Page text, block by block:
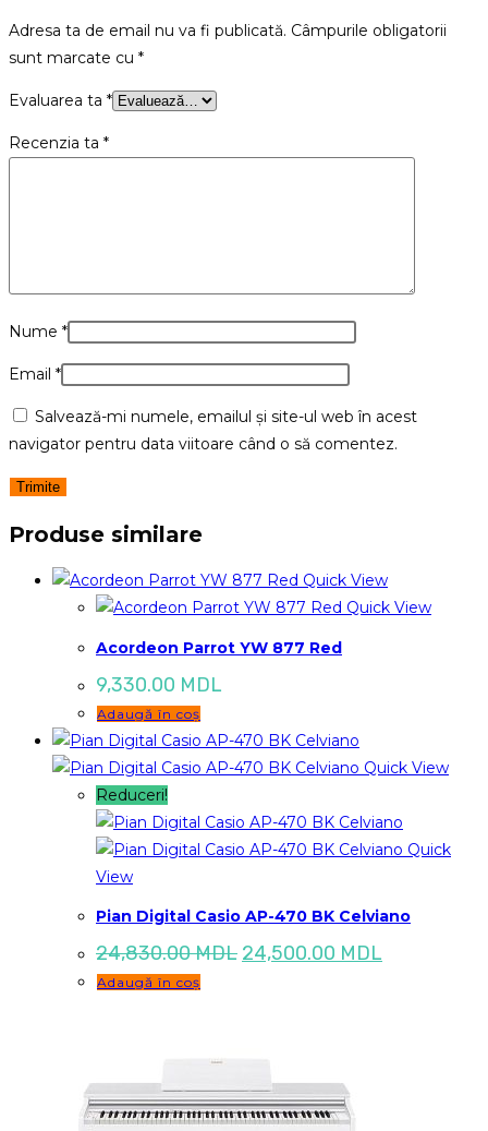
Adresa ta de email nu va fi publicată. Câmpurile obligatorii
sunt marcate cu *
Evaluarea ta *
Recenzia ta *
Nume *
Email *
Salvează-mi numele, emailul și site-ul web în acest
navigator pentru data viitoare când o să comentez.
Produse similare
Quick View
Quick View
Acordeon Parrot YW 877 Red
9,330.00 MDL
Adaugă în coș
Quick View
Reduceri!
Quick
View
Pian Digital Casio AP-470 BK Celviano
24,830.00MDL Prețul
inițial
24,500.00 MDL
curent
Adaugă în coș